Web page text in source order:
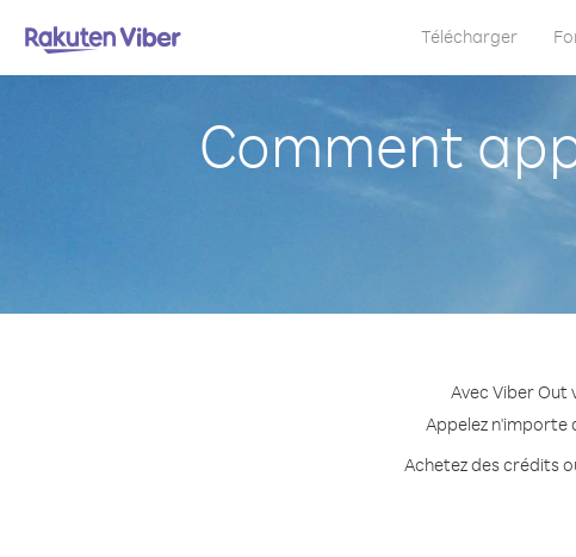
Télécharger
Comment
Avec Viber Out
Appelez n'importe
Achetez des crédits